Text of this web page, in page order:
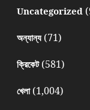
Uncategorized
অন্যান্য(71)
ক্রিকেট(581)
খেলা(1,004)